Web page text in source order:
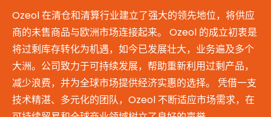
Ozeol 在清仓和清算行业建立了强大的领先地位，将供应
商的未售商品与欧洲市场连接起来。 Ozeol 的成立初衷是
将过剩库存转化为机遇，如今已发展壮大，业务遍及多个
大洲。公司致力于可持续发展，帮助重新利用过剩产品，
减少浪费，并为全球市场提供经济实惠的选择。 凭借一支
技术精湛、多元化的团队，Ozeol 不断适应市场需求，在